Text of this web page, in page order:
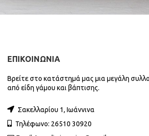
ΕΠΙΚΟΙΝΩΝΙΑ
Βρείτε στο κατάστημά μας μια μεγάλη
από είδη γάμου και βάπτισης.
Σακελλαρίου 1, Ιωάννινα
Τηλέφωνο: 26510 30920